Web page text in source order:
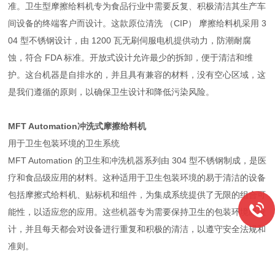
准。卫生型摩擦给料机专为食品行业中需要反复、积极清洁其生产车
间设备的终端客户而设计。这款原位清洗 （CIP） 摩擦给料机采用 3
04 型不锈钢设计，由 1200 瓦无刷伺服电机提供动力，防潮耐腐
蚀，符合 FDA 标准。开放式设计允许最少的拆卸，便于清洁和维
护。这台机器是自排水的，并且具有兼容的材料，没有空心区域，这
是我们遵循的原则，以确保卫生设计和降低污染风险。
MFT Automation冲洗式摩擦给料机
用于卫生包装环境的卫生系统
MFT Automation 的卫生和冲洗机器系列由 304 型不锈钢制成，是医
疗和食品级应用的材料。这种适用于卫生包装环境的易于清洁的设备
包括摩擦式给料机、贴标机和组件，为集成系统提供了无限的组合可
能性，以适应您的应用。这些机器专为需要保持卫生的包装环境而设
计，并且每天都会对设备进行重复和积极的清洁，以遵守安全法规和
准则。